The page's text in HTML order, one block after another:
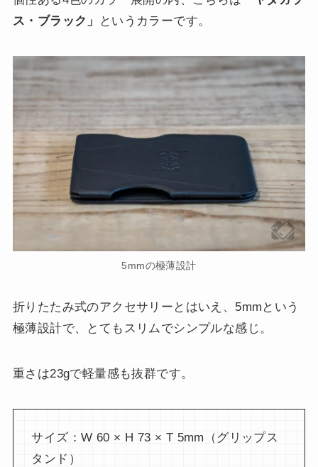
ス・ブラック」
というカラーです。
5mmの極薄設計
折りたたみ式のアクセサリーとはいえ、5mmという
極薄設計で、とてもスリムでシンプルな感じ。
重さは23gで軽量感も抜群です。
サイズ：W 60 × H 73 × T 5mm（グリップス
タンド）